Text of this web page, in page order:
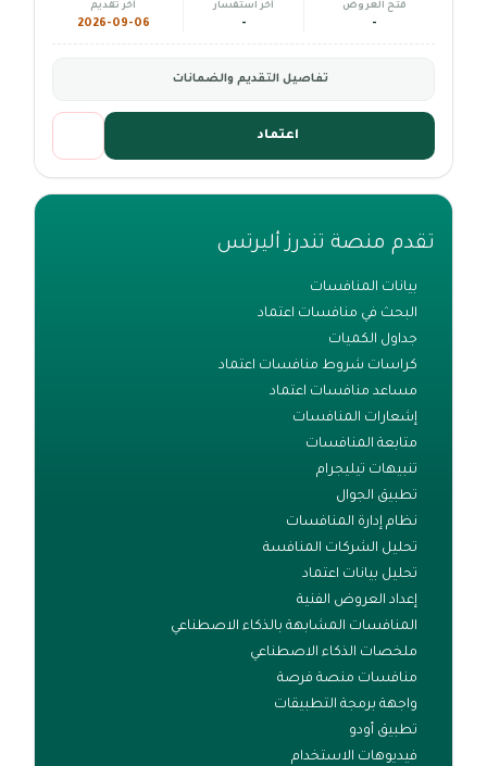
فتح العروض
-
آخر استفسار
-
آخر تقديم
2026-09-06
تفاصيل التقديم والضمانات
اعتماد
تقدم منصة تندرز أليرتس
بيانات المنافسات
البحث في منافسات اعتماد
جداول الكميات
كراسات شروط منافسات اعتماد
مساعد منافسات اعتماد
إشعارات المنافسات
متابعة المنافسات
تنبيهات تيليجرام
تطبيق الجوال
نظام إدارة المنافسات
تحليل الشركات المنافسة
تحليل بيانات اعتماد
إعداد العروض الفنية
المنافسات المشابهة بالذكاء الاصطناعي
ملخصات الذكاء الاصطناعي
منافسات منصة فرصة
واجهة برمجة التطبيقات
تطبيق أودو
فيديوهات الاستخدام